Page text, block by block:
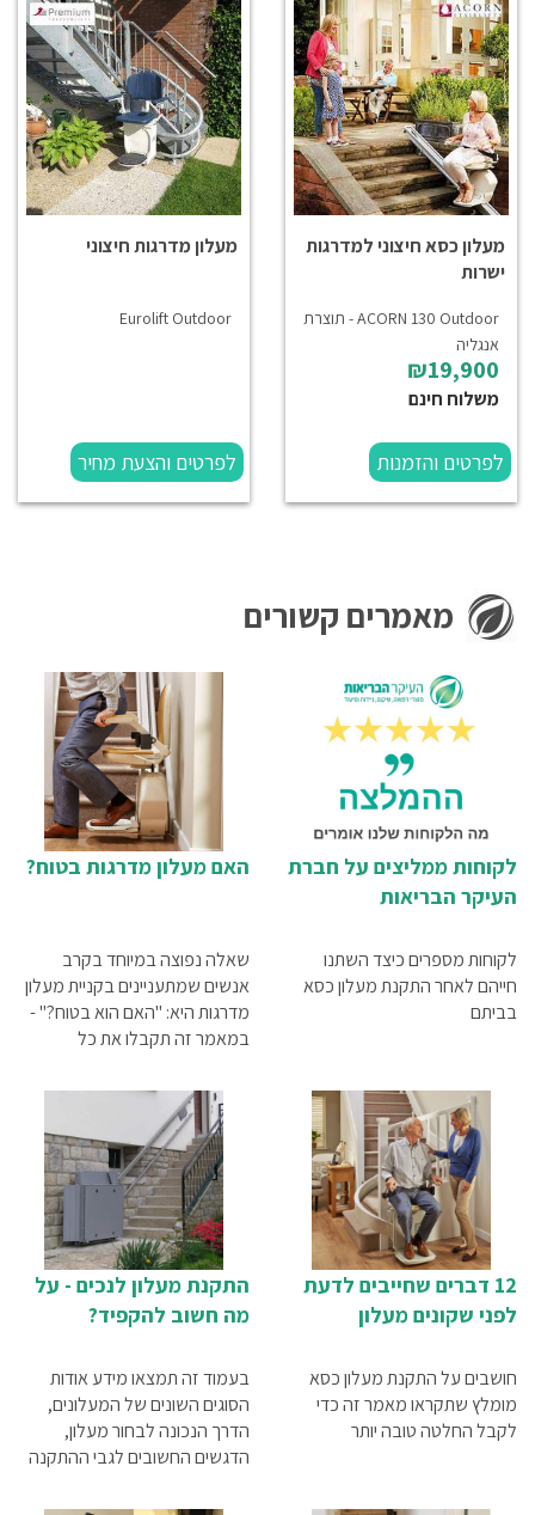
מעלון כסא חיצוני למדרגות
ישרות
ACORN 130 Outdoor - תוצרת
אנגליה
₪19,900
משלוח חינם
לפרטים והזמנות
מעלון מדרגות חיצוני
Eurolift Outdoor
לפרטים והצעת מחיר
מאמרים קשורים
לקוחות ממליצים על חברת
העיקר הבריאות
לקוחות מספרים כיצד השתנו
חייהם לאחר התקנת מעלון כסא
בביתם
האם מעלון מדרגות בטוח?
שאלה נפוצה במיוחד בקרב
אנשים שמתעניינים בקניית מעלון
מדרגות היא: "האם הוא בטוח?" -
במאמר זה תקבלו את כל
12 דברים שחייבים לדעת
לפני שקונים מעלון
חושבים על התקנת מעלון כסא
מומלץ שתקראו מאמר זה כדי
לקבל החלטה טובה יותר
התקנת מעלון לנכים - על
מה חשוב להקפיד?
בעמוד זה תמצאו מידע אודות
הסוגים השונים של המעלונים,
הדרך הנכונה לבחור מעלון,
הדגשים החשובים לגבי ההתקנה
האם מעלון כסא או מעלון משטח